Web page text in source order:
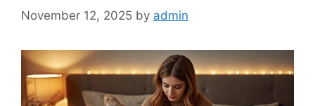
November 12, 2025 by admin